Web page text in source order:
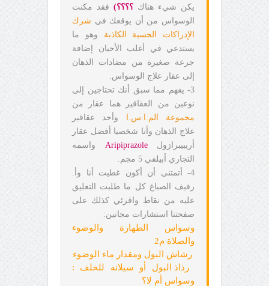
يكن شيء هناك ؟؟؟؟) فقد مكنت
الوسواس من أن يوقعك في شرك
الإدراكات الحسية الكاذبة وهو ما
يستدعي في أغلب الأحيان إضافة
جرعة صغيرة من مضادات الذهان
إلى عقار علاج الوسواس.
3- يفهم مما سبق أنك تحتاجين إلى
نوعين من العقاقير هما عقار من
مجموعة الم.ا.س.ا
وأحد عقاقير
علاج الذهان وأنا شخصيا أفضل عقار
أريبيبرازولAripiprazole واسمه
التجاري أبيلفي 5 مجم.
4- أتمتنى أن أكون غطيت أنا وأ.
رفيف الصباغ كل ما طلبت التعليق
عليه من نقاط واقرئي كذلك على
صفحتنا استشارات مجانين:
وسواس الطهارة والوضوء
والصلاة م2
رشاش البول ومقدار ماء الوضوء
رذاذ البول أو سيلانه للخلف :
وسواس أم لا؟